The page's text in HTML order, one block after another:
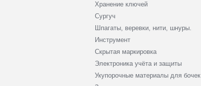
Хранение ключей
Сургуч
Шпагаты, веревки, нити, шнуры.
Инструмент
Скрытая маркировка
Электроника учёта и защиты
Укупорочные материалы для бочек